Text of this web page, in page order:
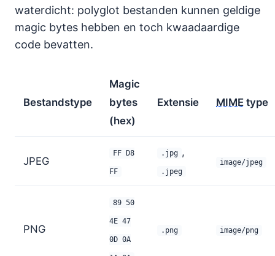
waterdicht: polyglot bestanden kunnen geldige
magic bytes hebben en toch kwaadaardige
code bevatten.
Bestandstype
Magic
bytes
(hex)
Extensie MIME type
JPEG
FF D8
FF
.jpg ,
.jpeg
image/jpeg
PNG
89 50
4E 47
0D 0A
.png image/png